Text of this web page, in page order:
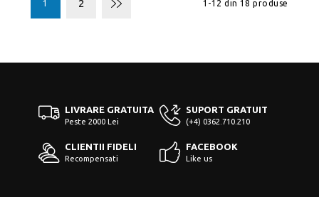
1 2 1-12 din 18 produse
LIVRARE GRATUITA
Peste 2000 Lei
SUPORT GRATUIT
(+4) 0362.710.210
CLIENTII FIDELI
Recompensati
FACEBOOK
Like us